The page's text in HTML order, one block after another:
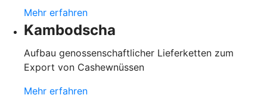
Mehr erfahren
Kambodscha
Aufbau genossenschaftlicher Lieferketten zum
Export von Cashewnüssen
Mehr erfahren